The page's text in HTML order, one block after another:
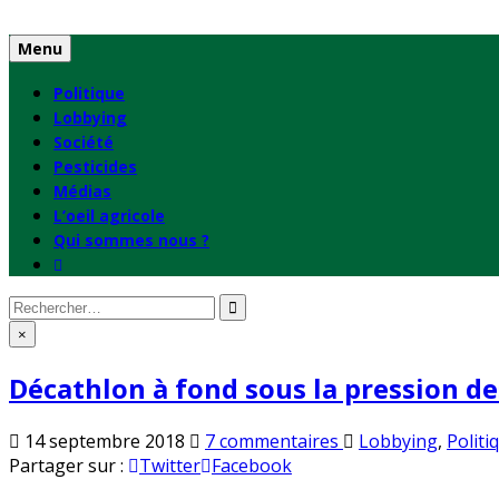
to
content
Menu
Politique
Lobbying
Société
Pesticides
Médias
L’oeil agricole
Qui sommes nous ?
Rechercher
: ×
Décathlon à fond sous la pression
14 septembre 2018 7 commentaires surPublié
Lobbying,
Partager sur :
Twitter Facebook